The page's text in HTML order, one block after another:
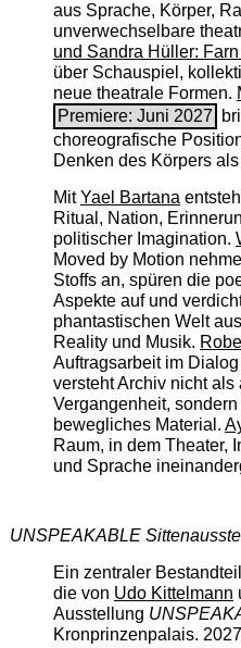
aus Sprache, Körper,
unverwechselbare
und Sandra Hüller:
über Schauspiel,
neue theatrale Formen.
Premiere: Juni 2027
choreografische
Denken des Körpers
MitYael Bartana
Ritual, Nation,
politischer Imagination.
Moved by Motion
Stoffs an, spüren die
Aspekte auf und
phantastischen Welt
Reality und Musik.
Auftragsarbeit im
versteht Archiv nicht
Vergangenheit,
bewegliches Material.
Raum, in dem Theater,
und Sprache
UNSPEAKABLE
Ein zentraler
die von Udo Kittelmann
Ausstellung
Kronprinzenpalais.